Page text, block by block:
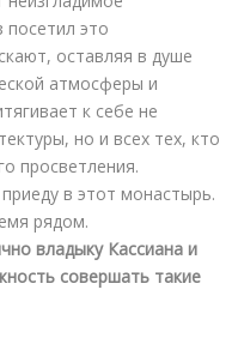
посетил это
оставляя в душе
атмосферы и
к себе не
но и всех тех, кто
просветления.
в этот монастырь.
рядом.
владыку Кассиана и
совершать такие